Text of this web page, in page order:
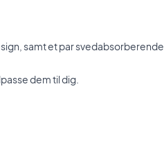
samt et par svedabsorberende
dem til dig.